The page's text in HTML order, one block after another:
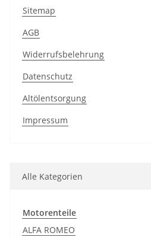
Sitemap
AGB
Widerrufsbelehrung
Datenschutz
Altölentsorgung
Impressum
Alle Kategorien
Motorenteile
ALFA ROMEO